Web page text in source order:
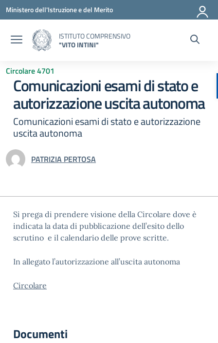
Vai ai contenuti
Vai al menu di navigazione
Vai al footer
Ministero dell'Istruzione e del Merito
ISTITUTO COMPRENSIVO
"VITO INTINI"
Circolare 4701
Comunicazioni esami di stato e
autorizzazione uscita autonoma
Comunicazioni esami di stato e autorizzazione
uscita autonoma
PATRIZIA PERTOSA
Si prega di prendere visione della Circolare dove è
indicata la data di pubblicazione dell’esito dello
scrutino e il calendario delle prove scritte.
In allegato l’autorizzazione all’uscita autonoma
Circolare
Documenti